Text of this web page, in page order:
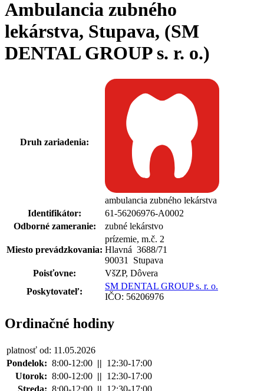
Ambulancia zubného
lekárstva, Stupava, (SM
DENTAL GROUP s. r. o.)
Druh zariadenia:
ambulancia zubného lekárstva
Identifikátor:
61-56206976-A0002
Odborné zameranie:
zubné lekárstvo
Miesto prevádzkovania:
prízemie, m.č. 2
Hlavná 3688/71
90031 Stupava
Poisťovne:
VšZP, Dôvera
Poskytovateľ:
SM DENTAL GROUP s. r. o.
IČO: 56206976
Ordinačné hodiny
platnosť od: 11.05.2026
Pondelok: 8:00-12:00 || 12:30-17:00
Utorok: 8:00-12:00 || 12:30-17:00
Streda: 8:00-12:00 || 12:30-17:00